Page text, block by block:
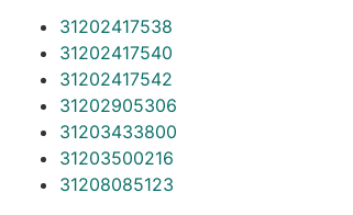
31202417538
31202417540
31202417542
31202905306
31203433800
31203500216
31208085123